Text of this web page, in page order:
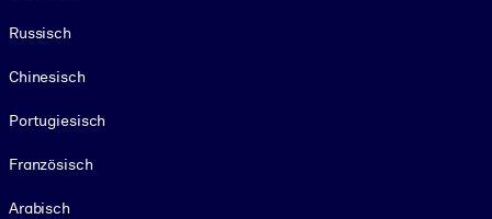
Russisch
Chinesisch
Portugiesisch
Französisch
Arabisch